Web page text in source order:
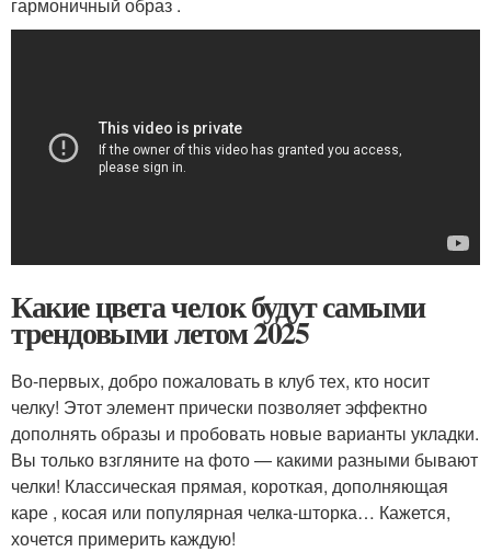
Какие цвета челок будут самыми
трендовыми летом 2025
Во-первых, добро пожаловать в клуб тех, кто носит
челку! Этот элемент прически позволяет эффектно
дополнять образы и пробовать новые варианты укладки.
Вы только взгляните на фото — какими разными бывают
челки! Классическая прямая, короткая, дополняющая
каре , косая или популярная челка-шторка… Кажется,
хочется примерить каждую!